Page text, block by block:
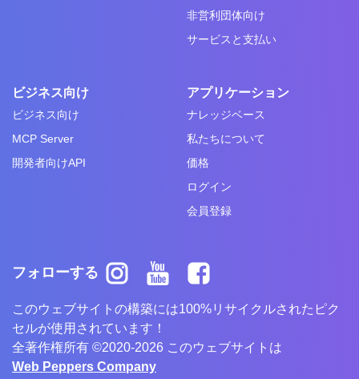
非営利団体向け
サービスと支払い
ビジネス向け
ビジネス向け
MCP Server
開発者向けAPI
アプリケーション
ナレッジベース
私たちについて
価格
ログイン
会員登録
フォローする
このウェブサイトの構築には100%リサイクルされたピク
セルが使用されています！
全著作権所有 ©2020-2026 このウェブサイトは
Web Peppers Company